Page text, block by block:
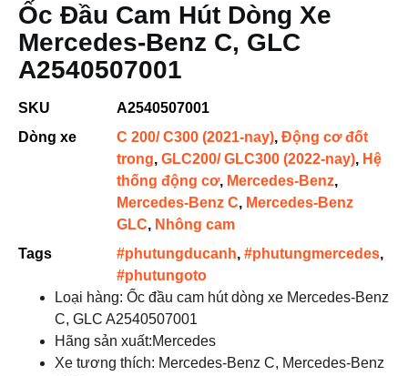
Ốc Đầu Cam Hút Dòng Xe
Mercedes-Benz C, GLC
A2540507001
SKU
A2540507001
Dòng xe
C 200/ C300 (2021-nay), Động cơ đốt
trong, GLC200/ GLC300 (2022-nay), Hệ
thống động cơ, Mercedes-Benz,
Mercedes-Benz C, Mercedes-Benz
GLC, Nhông cam
Tags
#phutungducanh, #phutungmercedes,
#phutungoto
Loại hàng: Ốc đầu cam hút dòng xe Mercedes-Benz
C, GLC A2540507001
Hãng sản xuất:Mercedes
Xe tương thích: Mercedes-Benz C, Mercedes-Benz